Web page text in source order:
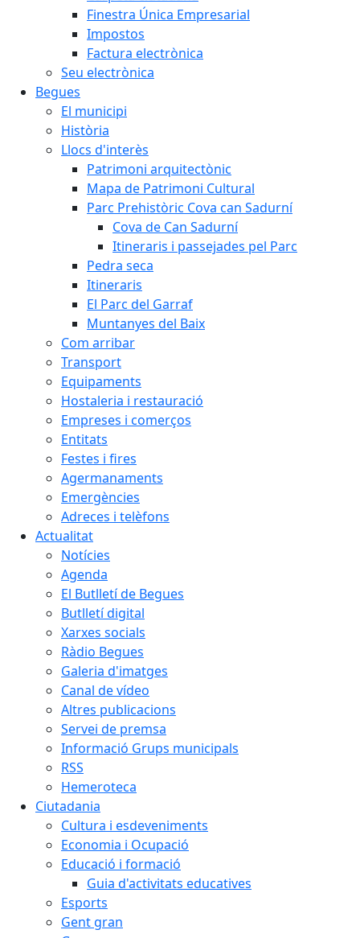
Finestra Única Empresarial
Impostos
Factura electrònica
Seu electrònica
Begues
El municipi
Història
Llocs d'interès
Patrimoni arquitectònic
Mapa de Patrimoni Cultural
Parc Prehistòric Cova can Sadurní
Cova de Can Sadurní
Itineraris i passejades pel Parc
Pedra seca
Itineraris
El Parc del Garraf
Muntanyes del Baix
Com arribar
Transport
Equipaments
Hostaleria i restauració
Empreses i comerços
Entitats
Festes i fires
Agermanaments
Emergències
Adreces i telèfons
Actualitat
Notícies
Agenda
El Butlletí de Begues
Butlletí digital
Xarxes socials
Ràdio Begues
Galeria d'imatges
Canal de vídeo
Altres publicacions
Servei de premsa
Informació Grups municipals
RSS
Hemeroteca
Ciutadania
Cultura i esdeveniments
Economia i Ocupació
Educació i formació
Guia d'activitats educatives
Esports
Gent gran